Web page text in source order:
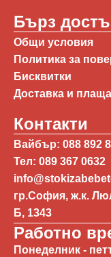
Бърз
Общи условия
Политика за
Бисквитки
Доставка и
Контакти
Вайбър: 088 892
Тел: 089 367 0632
гр.София, ж.к.
Б, 1343
Работно
Понеделник -